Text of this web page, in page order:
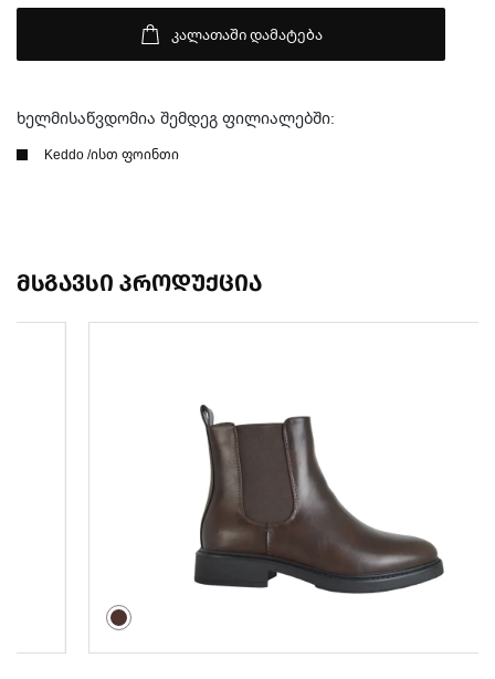
კალათაში დამატება
ხელმისაწვდომია შემდეგ ფილიალებში:
Keddo /ისთ ფოინთი
მსგავსი პროდუქცია